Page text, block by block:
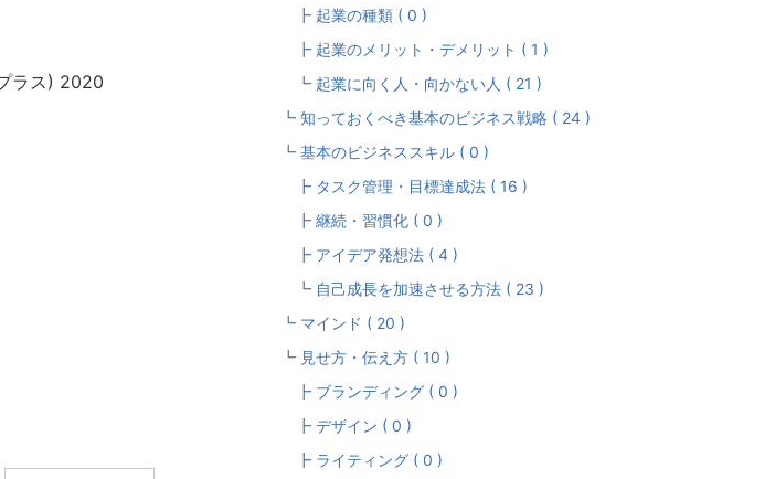
ラス) 2020
┣ 起業の種類 ( 0 )
┣ 起業のメリット・デメリット ( 1 )
┗ 起業に向く人・向かない人 ( 21 )
┗ 知っておくべき基本のビジネス戦略 ( 24 )
┗ 基本のビジネススキル ( 0 )
┣ タスク管理・目標達成法 ( 16 )
┣ 継続・習慣化 ( 0 )
┣ アイデア発想法 ( 4 )
┗ 自己成長を加速させる方法 ( 23 )
┗ マインド ( 20 )
┗ 見せ方・伝え方 ( 10 )
┣ ブランディング ( 0 )
┣ デザイン ( 0 )
┣ ライティング ( 0 )